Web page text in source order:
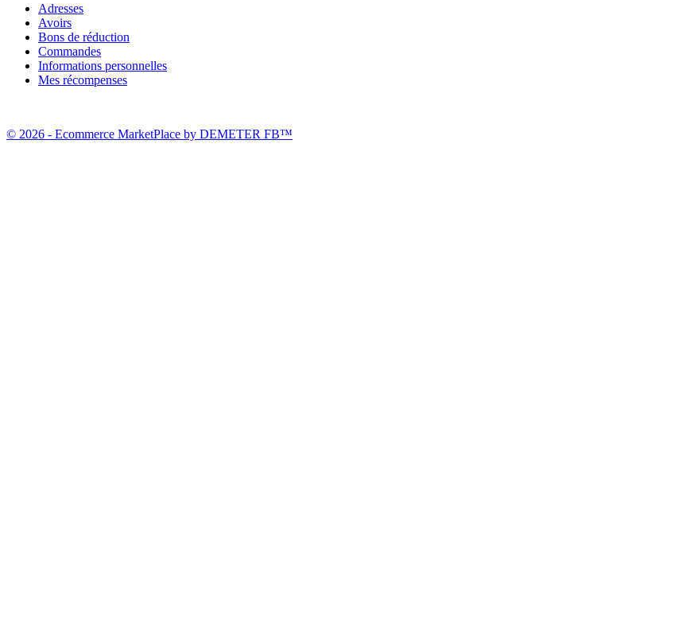
Adresses
Avoirs
Bons de réduction
Commandes
Informations personnelles
Mes récompenses
© 2026 - Ecommerce MarketPlace by DEMETER FB™